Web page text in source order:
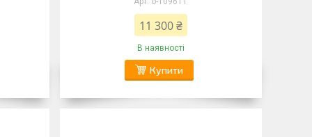
11 300 ₴
В наявності
Купити